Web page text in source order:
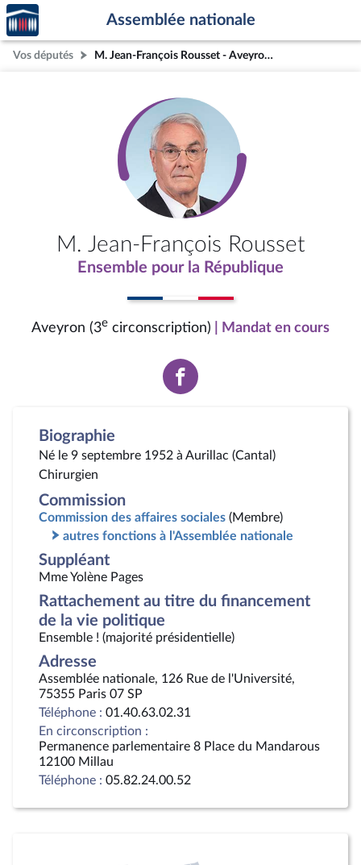
Aller au contenu
Aller en bas de la page
Accèder
à la
page
d'accueil
Assemblée nationale
Vos députés M. Jean-François Rousset - Aveyron (3e circonscription)
M. Jean-François Rousset
Ensemble pour la République
Aveyron (3e circonscription) | Mandat en cours
Voir
la
Biographie
Né le 9 septembre 1952 à Aurillac (Cantal)
Chirurgien
Commission
Commission des affaires sociales (Membre)
autres fonctions à l'Assemblée nationale
Suppléant
Mme Yolène Pages
Rattachement au titre du financement
de la vie politique
Ensemble ! (majorité présidentielle)
Adresse
Assemblée nationale, 126 Rue de l'Université,
75355 Paris 07 SP
Téléphone : 01.40.63.02.31
En circonscription :
Permanence parlementaire 8 Place du Mandarous
12100 Millau
Téléphone : 05.82.24.00.52